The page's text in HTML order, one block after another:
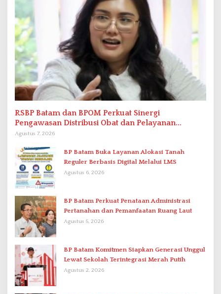
RSBP Batam dan BPOM Perkuat Sinergi
Pengawasan Distribusi Obat dan Pelayanan
Kefarmasian
Agustus 7, 2026
BP Batam Buka Layanan Alokasi Tanah
Reguler Berbasis Digital Melalui LMS
Agustus 6, 2026
BP Batam Perkuat Penataan Administrasi
Pertanahan dan Pemanfaatan Ruang Laut
Agustus 5, 2026
BP Batam Komitmen Siapkan Generasi Unggul
Lewat Sekolah Terintegrasi Merah Putih
Agustus 2, 2026